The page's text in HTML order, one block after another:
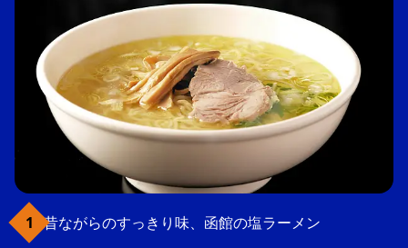
昔ながらのすっきり味、函館の塩ラーメン